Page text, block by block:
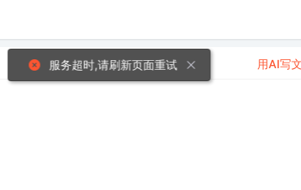
用AI写
服务超时,请刷新页面重试